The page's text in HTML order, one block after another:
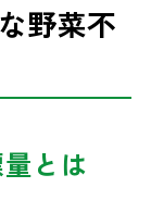
野菜不
とは